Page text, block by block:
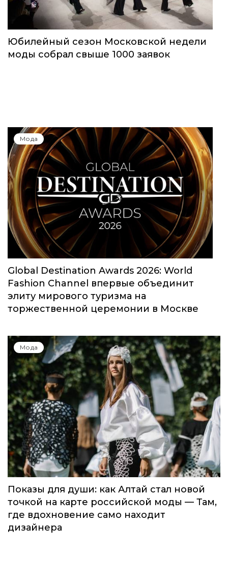
Юбилейный сезон Московской недели
моды собрал свыше 1000 заявок
Мода
Global Destination Awards 2026: World
Fashion Channel впервые объединит
элиту мирового туризма на
торжественной церемонии в Москве
Мода
Показы для души: как Алтай стал новой
точкой на карте российской моды — Там,
где вдохновение само находит
дизайнера